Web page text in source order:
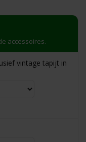
accessoires.
vintage tapijt in